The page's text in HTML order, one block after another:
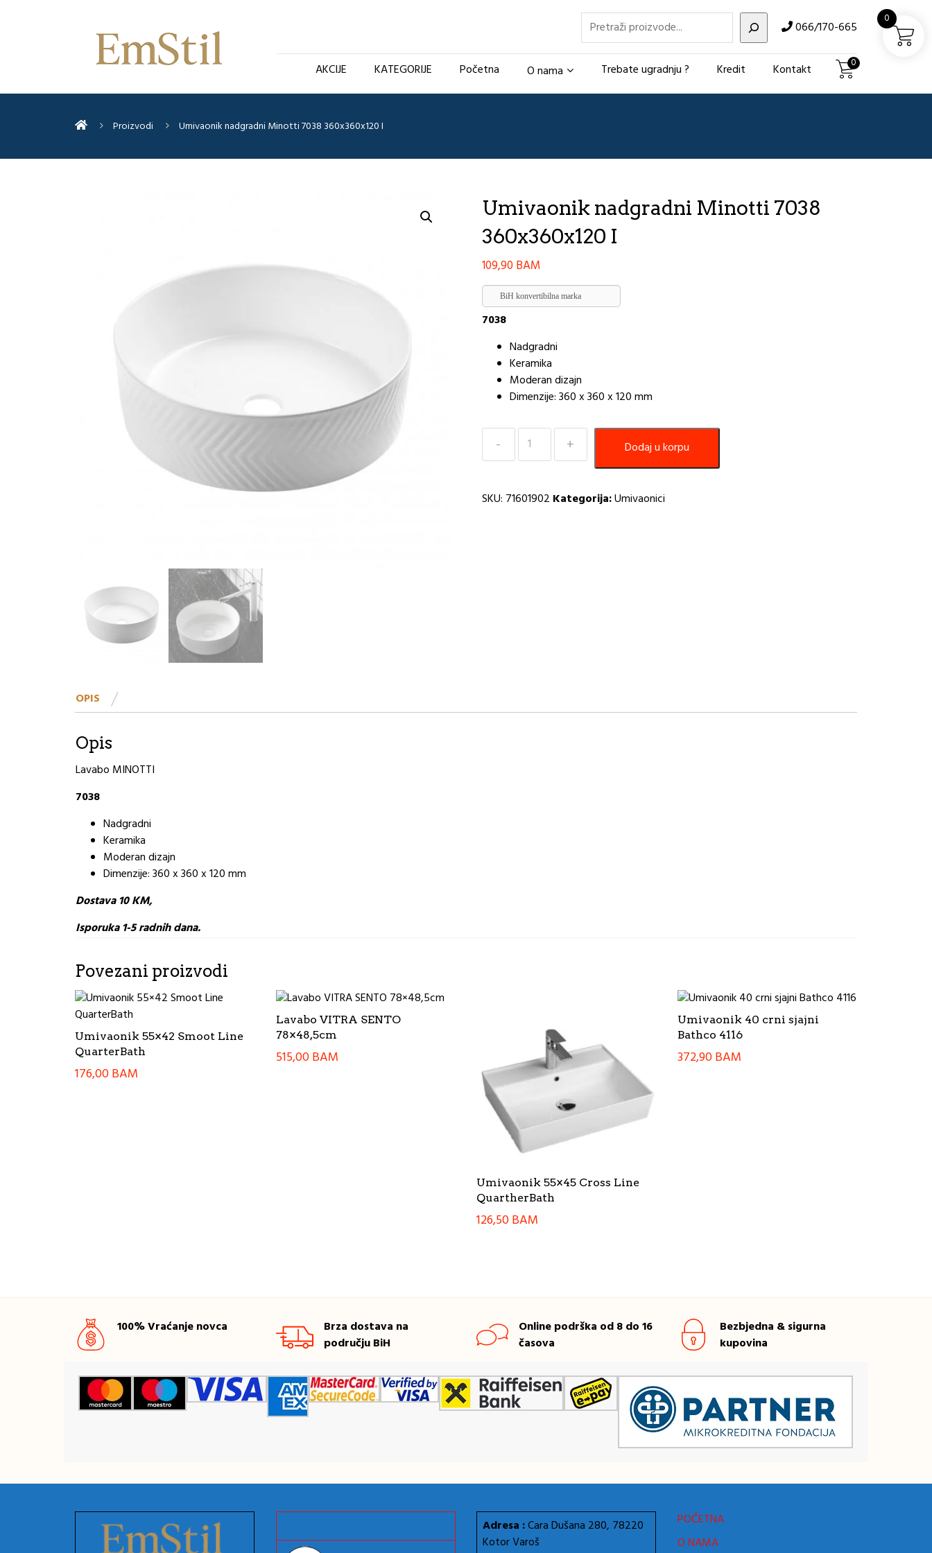
Pretraži 066/170-665
AKCIJE KATEGORIJE Početna O nama Trebate ugradnju ? Kredit Kontakt 0
Proizvodi Umivaonik nadgradni Minotti 7038 360x360x120 I
Umivaonik nadgradni Minotti 7038
360x360x120 I
109,90 BAM
BiH konvertibilna marka
7038
Nadgradni
Keramika
Moderan dizajn
Dimenzije: 360 x 360 x 120 mm
Umivaonik
nadgradni
360x360x120
Dodaj u korpu
SKU: 71601902 Kategorija:Umivaonici
OPIS
Opis
Lavabo MINOTTI
7038
Nadgradni
Keramika
Moderan dizajn
Dimenzije: 360 x 360 x 120 mm
Dostava 10 KM,
Isporuka 1-5 radnih dana.
Povezani proizvodi
Umivaonik 55×42 Smoot Line
QuarterBath
176,00BAM
Lavabo VITRA SENTO
78×48,5cm
515,00BAM
Umivaonik 55×45 Cross Line
QuartherBath
126,50BAM
Umivaonik 40 crni sjajni
Bathco 4116
372,90BAM
100% Vraćanje novca
Brza dostava na
području BiH
Online podrška od 8 do 16
časova
Bezbjedna & sigurna
kupovina
Adresa :Cara Dušana 280, 78220
Kotor Varoš
POČETNA
O NAMA
0